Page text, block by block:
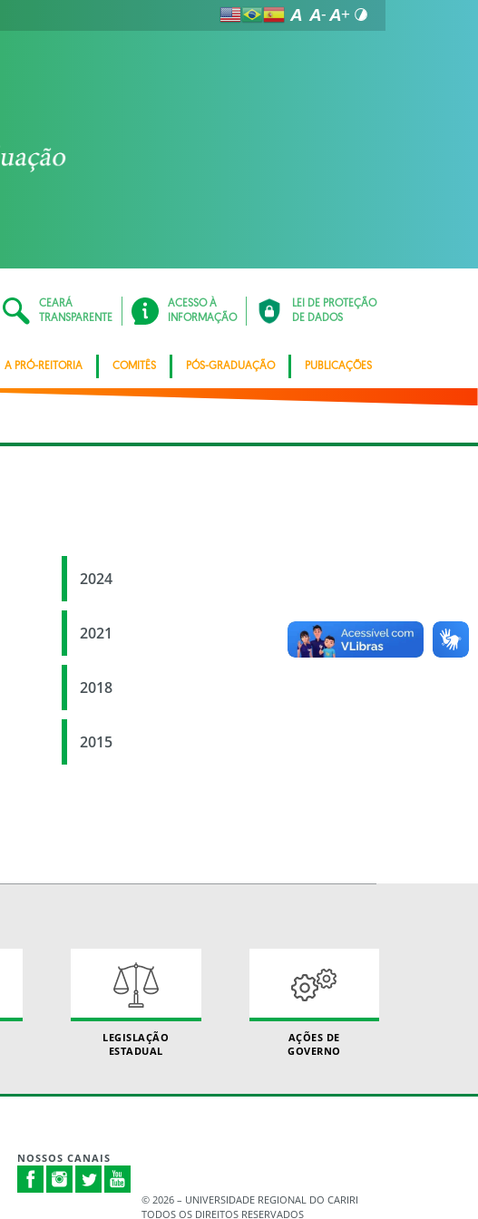
CEARÁ
TRANSPARENTE
ACESSO À
INFORMAÇÃO
LEI DE PROTEÇÃO
DE DADOS
A PRÓ-REITORIA COMITÊS PÓS-GRADUAÇÃO PUBLICAÇÕES
2024
2021
2018
2015
LEGISLAÇÃO
ESTADUAL
AÇÕES DE
GOVERNO
NOSSOS CANAIS
© 2026 – UNIVERSIDADE REGIONAL DO CARIRI
TODOS OS DIREITOS RESERVADOS